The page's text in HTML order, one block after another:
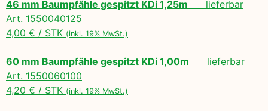
46 mm Baumpfähle gespitzt KDi 1,25m lieferbar
Art. 1550040125
4,00 € / STK (inkl. 19% MwSt.)
60 mm Baumpfähle gespitzt KDi 1,00m lieferbar
Art. 1550060100
4,20 € / STK (inkl. 19% MwSt.)